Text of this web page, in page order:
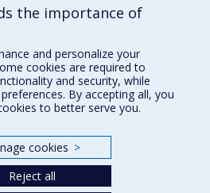
the importance of
and personalize your
cookies are required to
and security, while
By accepting all, you
to better serve you.
cookies >
Reject all